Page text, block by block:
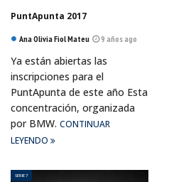
PuntApunta 2017
Ana Olivia Fiol Mateu 9 años ago
Ya están abiertas las
inscripciones para el
PuntApunta de este año Esta
concentración, organizada
por BMW. CONTINUAR
LEYENDO
SERIE 7